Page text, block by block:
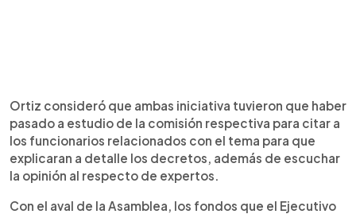
Ortiz consideró que ambas iniciativa tuvieron que haber
pasado a estudio de la comisión respectiva para citar a
los funcionarios relacionados con el tema para que
explicaran a detalle los decretos, además de escuchar
la opinión al respecto de expertos.
Con el aval de la Asamblea, los fondos que el Ejecutivo